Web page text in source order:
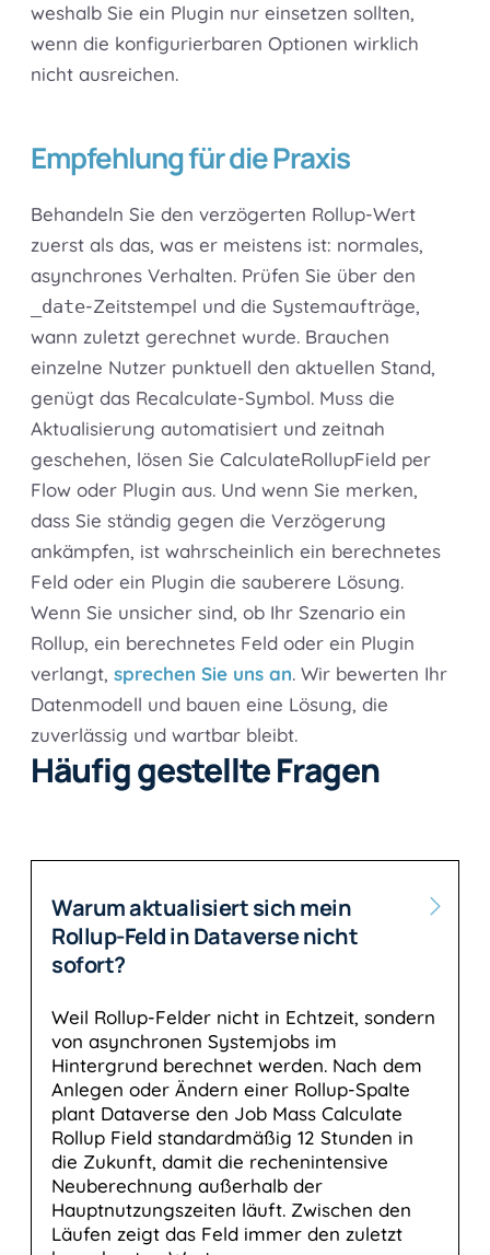
weshalb Sie ein Plugin nur einsetzen sollten,
wenn die konfigurierbaren Optionen wirklich
nicht ausreichen.
Empfehlung für die Praxis
Behandeln Sie den verzögerten Rollup-Wert
zuerst als das, was er meistens ist: normales,
asynchrones Verhalten. Prüfen Sie über den
_date-Zeitstempel und die Systemaufträge,
wann zuletzt gerechnet wurde. Brauchen
einzelne Nutzer punktuell den aktuellen Stand,
genügt das Recalculate-Symbol. Muss die
Aktualisierung automatisiert und zeitnah
geschehen, lösen Sie CalculateRollupField per
Flow oder Plugin aus. Und wenn Sie merken,
dass Sie ständig gegen die Verzögerung
ankämpfen, ist wahrscheinlich ein berechnetes
Feld oder ein Plugin die sauberere Lösung.
Wenn Sie unsicher sind, ob Ihr Szenario ein
Rollup, ein berechnetes Feld oder ein Plugin
verlangt, sprechen Sie uns an. Wir bewerten Ihr
Datenmodell und bauen eine Lösung, die
zuverlässig und wartbar bleibt.
Häufig gestellte Fragen
Warum aktualisiert sich mein
Rollup-Feld in Dataverse nicht
sofort?
Weil Rollup-Felder nicht in Echtzeit, sondern
von asynchronen Systemjobs im
Hintergrund berechnet werden. Nach dem
Anlegen oder Ändern einer Rollup-Spalte
plant Dataverse den Job Mass Calculate
Rollup Field standardmäßig 12 Stunden in
die Zukunft, damit die rechenintensive
Neuberechnung außerhalb der
Hauptnutzungszeiten läuft. Zwischen den
Läufen zeigt das Feld immer den zuletzt